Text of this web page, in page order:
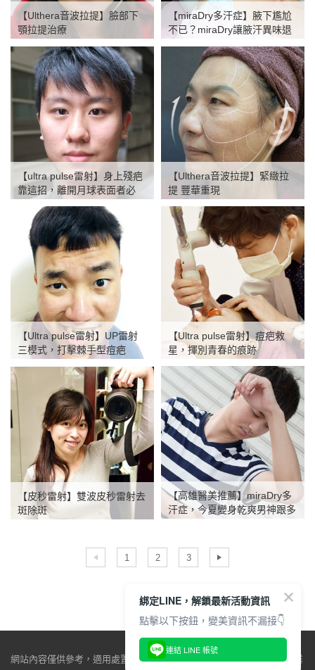
【miraDry多汗症】腋下尷尬
不已？miraDry讓腋汗異味退
散
【Ulthera音波拉提】臉部下
顎拉提治療
【Ulthera音波拉提】緊緻拉
提 豐華重現
【ultra pulse雷射】身上殘疤
靠這招，離開月球表面者必
【Ultra pulse雷射】痘疤救
星，揮別青春的痕跡
【Ultra pulse雷射】UP雷射
三模式，打擊棘手型痘疤
【高雄醫美推薦】miraDry多
汗症，今夏變身乾爽男神跟多
【皮秒雷射】雙波皮秒雷射去
斑除斑
1 2 3
網站內容僅供參考，適用處置與效果因人而異，仍必須由醫師當面做專業
綁定LINE，解鎖最新活動資訊
點擊以下按鈕，變美資訊不漏接👇
連結 LINE 帳號